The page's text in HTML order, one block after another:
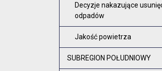
Decyzje nakazujące
odpadów
Jakość powietrza
SUBREGION POŁUDNIOWY